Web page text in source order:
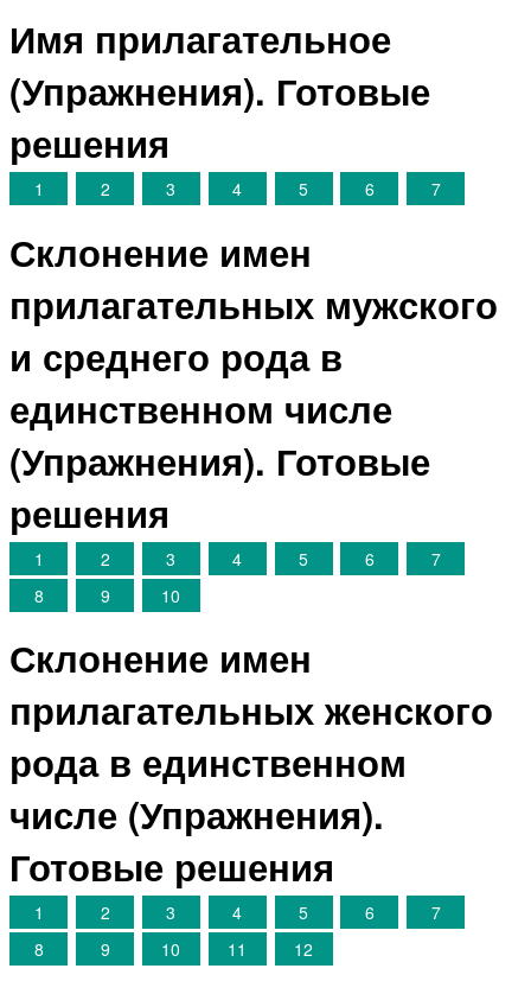
Имя прилагательное
(Упражнения). Готовые
решения
1 2 3 4 5 6 7
Склонение имен
прилагательных мужского
и среднего рода в
единственном числе
(Упражнения). Готовые
решения
1 2 3 4 5 6
7
8
9 10
Склонение имен
прилагательных женского
рода в единственном
числе (Упражнения).
Готовые решения
1 2 3 4 5 6
7
8
9 10 11 12